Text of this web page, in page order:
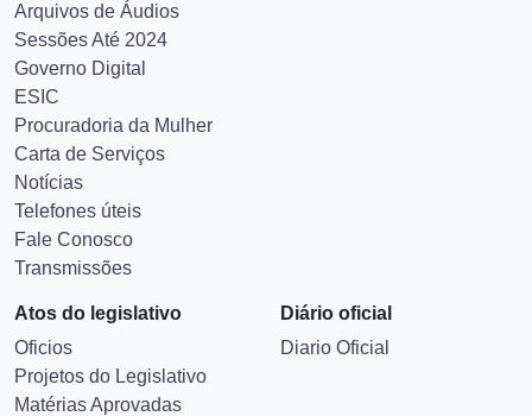
Arquivos de Áudios
Sessões Até 2024
Governo Digital
ESIC
Procuradoria da Mulher
Carta de Serviços
Notícias
Telefones úteis
Fale Conosco
Transmissões
Atos do legislativo
Oficios
Projetos do Legislativo
Matérias Aprovadas
Diário oficial
Diario Oficial